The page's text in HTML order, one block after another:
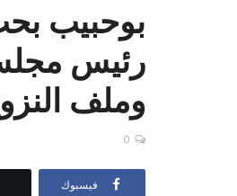
بوحبيب
رئيس
وملف
0
فيسبوك